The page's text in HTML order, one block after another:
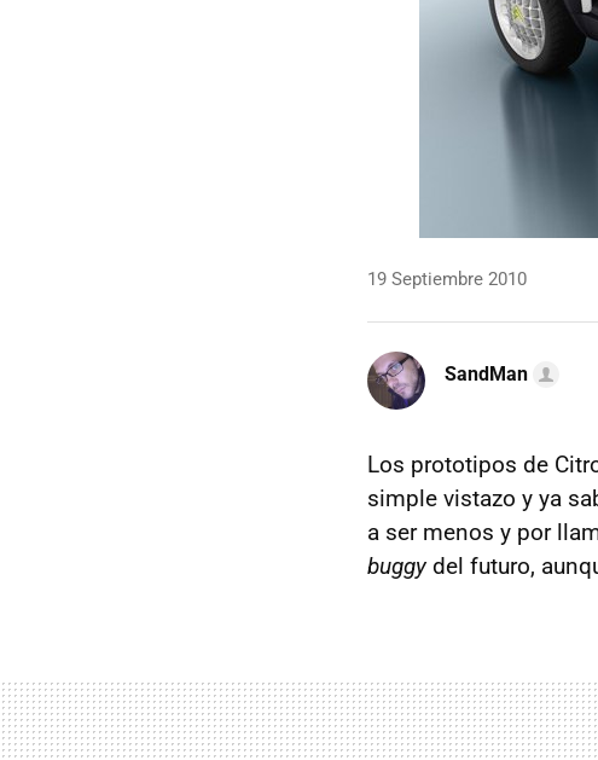
19 Septiembre 2010
SandMan
Los prototipos de
simple vistazo y ya
a ser menos y por
buggy del futuro,